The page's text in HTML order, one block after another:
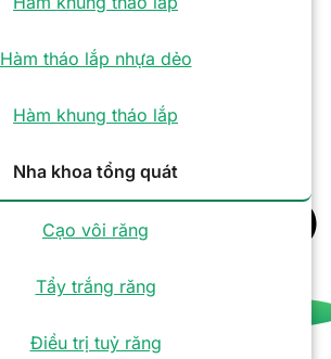
Hàm tháo lắp nhựa dẻo
Hàm khung tháo lắp
Nha khoa tổng quát
Cạo vôi răng
Tẩy trắng răng
Điều trị tuỷ răng